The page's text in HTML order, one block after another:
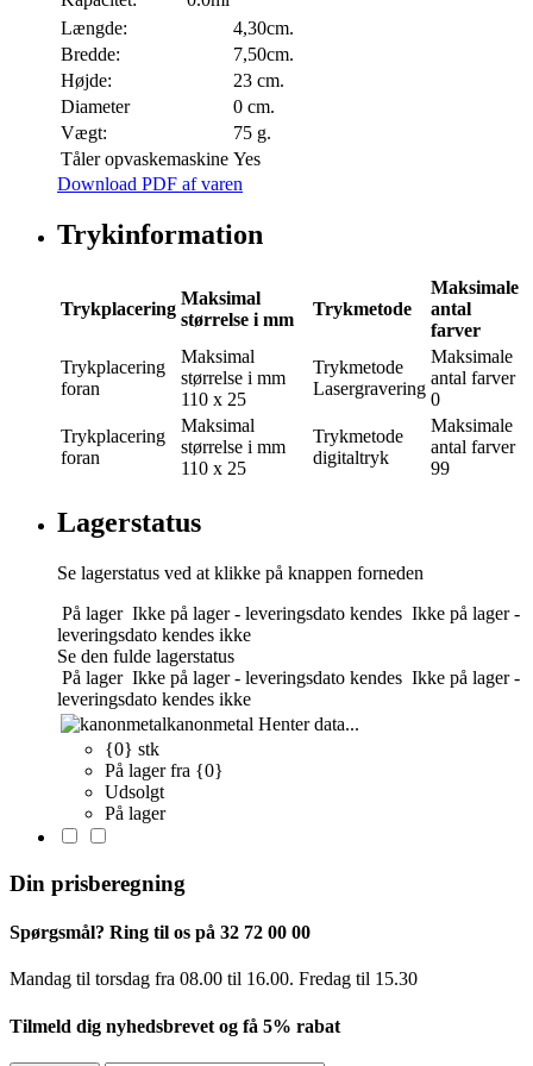
Længde:
4,30cm.
Bredde:
7,50cm.
Højde:
23 cm.
Diameter
0 cm.
Vægt:
75 g.
Tåler opvaskemaskine Yes
Download PDF af varen
Trykinformation
Trykplacering
Maksimal
størrelse i mm
Trykmetode
Maksimale
antal
farver
Trykplacering
foran
Maksimal
størrelse i mm
110 x 25
Trykmetode
Lasergravering
Maksimale
antal farver
0
Trykplacering
foran
Maksimal
størrelse i mm
110 x 25
Trykmetode
digitaltryk
Maksimale
antal farver
99
Lagerstatus
Se lagerstatus ved at klikke på knappen forneden
På lager Ikke på lager - leveringsdato kendes Ikke på lager -
leveringsdato kendes ikke
Se den fulde lagerstatus
På lager Ikke på lager - leveringsdato kendes Ikke på lager -
leveringsdato kendes ikke
kanonmetal Henter data...
{0} stk
På lager fra {0}
Udsolgt
På lager
Din prisberegning
Spørgsmål? Ring til os på 32 72 00 00
Mandag til torsdag fra 08.00 til 16.00. Fredag ​​til 15.30
Tilmeld dig nyhedsbrevet og få 5% rabat